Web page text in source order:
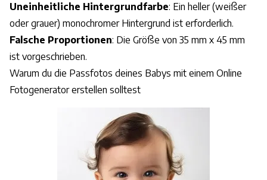
Uneinheitliche Hintergrundfarbe: Ein heller (weißer
oder grauer) monochromer Hintergrund ist erforderlich.
Falsche Proportionen: Die Größe von 35 mm x 45 mm
ist vorgeschrieben.
Warum du die Passfotos deines Babys mit einem Online
Fotogenerator erstellen solltest